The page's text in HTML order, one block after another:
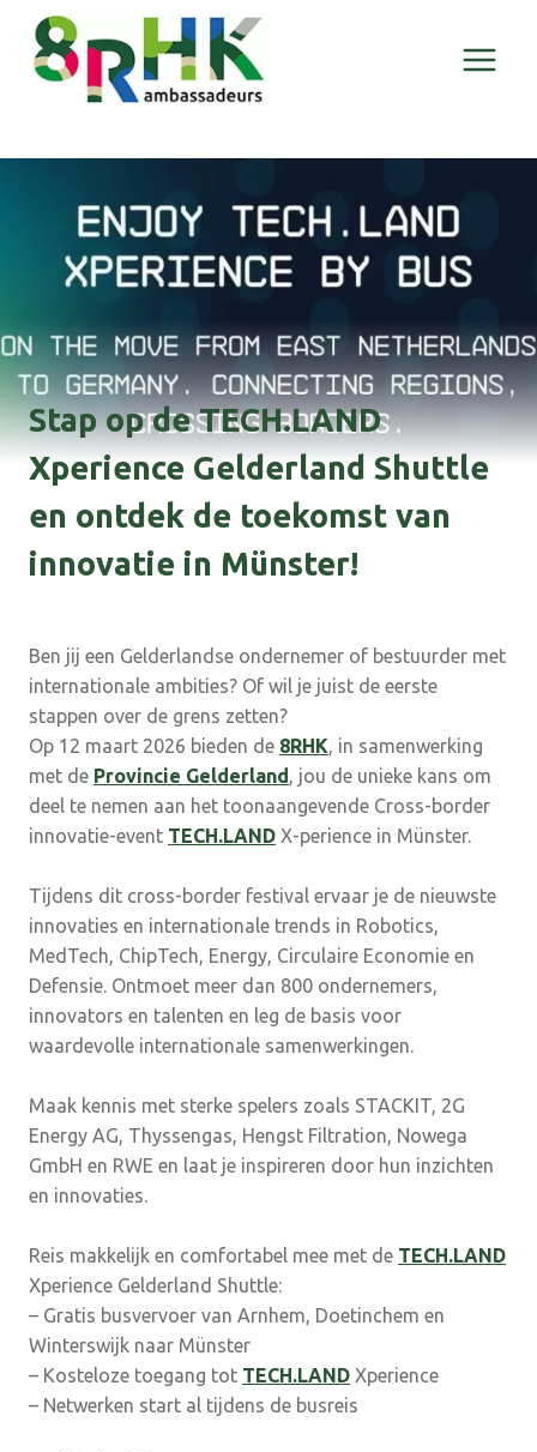
Doorgaan
naar
inhoud
Stap op de TECH.LAND
Xperience Gelderland Shuttle
en ontdek de toekomst van
innovatie in Münster!
Ben jij een Gelderlandse ondernemer of bestuurder met
internationale ambities? Of wil je juist de eerste
stappen over de grens zetten?
Op 12 maart 2026 bieden de 8RHK, in samenwerking
met de Provincie Gelderland, jou de unieke kans om
deel te nemen aan het toonaangevende Cross-border
innovatie-event TECH.LAND X-perience in Münster.
Tijdens dit cross-border festival ervaar je de nieuwste
innovaties en internationale trends in Robotics,
MedTech, ChipTech, Energy, Circulaire Economie en
Defensie. Ontmoet meer dan 800 ondernemers,
innovators en talenten en leg de basis voor
waardevolle internationale samenwerkingen.
Maak kennis met sterke spelers zoals STACKIT, 2G
Energy AG, Thyssengas, Hengst Filtration, Nowega
GmbH en RWE en laat je inspireren door hun inzichten
en innovaties.
Reis makkelijk en comfortabel mee met de TECH.LAND
Xperience Gelderland Shuttle:
– Gratis busvervoer van Arnhem, Doetinchem en
Winterswijk naar Münster
– Kosteloze toegang tot TECH.LAND Xperience
– Netwerken start al tijdens de busreis